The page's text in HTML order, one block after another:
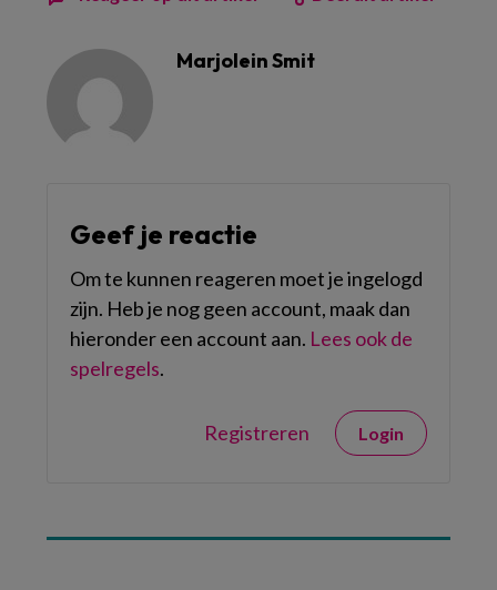
Marjolein Smit
Geef je reactie
Om te kunnen reageren moet je ingelogd
zijn. Heb je nog geen account, maak dan
hieronder een account aan. Lees ook de
spelregels.
Registreren Login